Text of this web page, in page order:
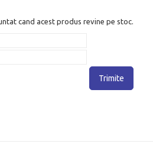
cand acest produs revine pe stoc.
Trimite